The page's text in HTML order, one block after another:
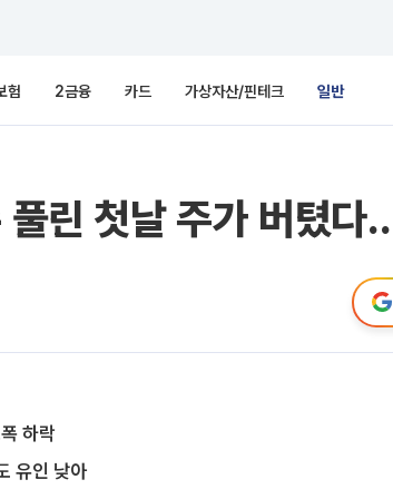
험 2금융 카드 가상자산/핀테크 일반
풀린 첫날 주가 버텼
하락
유인 낮아